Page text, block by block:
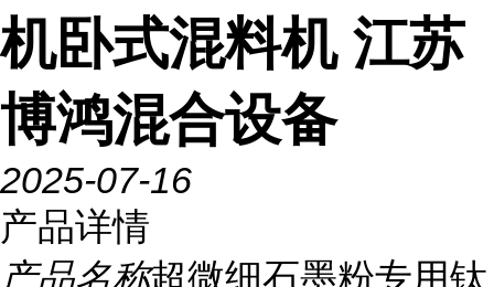
机卧式混料机 江苏
博鸿混合设备
2025-07-16
产品详情
产品名称超微细石墨粉专用钛